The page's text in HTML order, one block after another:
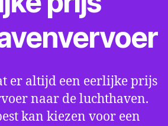
er altijd een eerlijke prijs
naar de luchthaven.
kan kiezen voor een